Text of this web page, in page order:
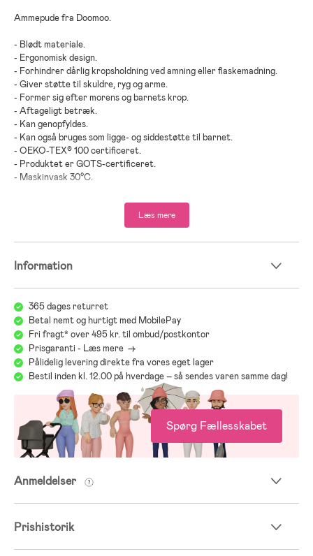
Ammepude fra Doomoo.
- Blødt materiale.
- Ergonomisk design.
- Forhindrer dårlig kropsholdning ved amning eller flaskemadning.
- Giver støtte til skuldre, ryg og arme.
- Former sig efter morens og barnets krop.
- Aftageligt betræk.
- Kan genopfyldes.
- Kan også bruges som ligge- og siddestøtte til barnet.
- OEKO-TEX® 100 certificeret.
- Produktet er GOTS-certificeret.
- Maskinvask 30°C.
- Ekstra betræk kan købes separat.
- Anbefalet alder: Fra nyfødt.
- Udnævnt som Bedst i test 2024 af svenske Bäst-i-test i kategorien
- Kåret til bedst i test 2026 af Bäst-i-test.se i kategorien Ammepude.
- Inderpude: 92 % polyester, 8 % elastan.
- Fyld: 100 % EPS-perler.
Læs mere
Information
365 dages returret
Betal nemt og hurtigt med MobilePay
Fri fragt* over 495 kr. til ombud/postkontor
Prisgaranti - Læs mere ->
Pålidelig levering direkte fra vores eget lager
Bestil inden kl. 12.00 på hverdage – så sendes varen samme dag!
Spørg Fællesskabet
Anmeldelser
Prishistorik